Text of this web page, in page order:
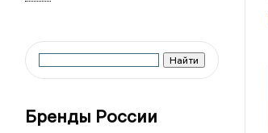
Бренды России